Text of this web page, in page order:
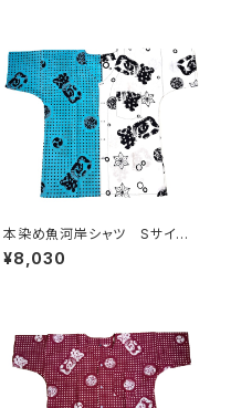
ツ 濱いちシャツ 焼津 浜通
り 港町
本染め魚河岸シャツ Sサイ
ズ 認定証付き 木綿晒 伝統
豆絞り柄×涼麻柄 水色×白
てぬぐいシャツ 濱いちシャツ
焼津 浜通り 港町
¥8,030